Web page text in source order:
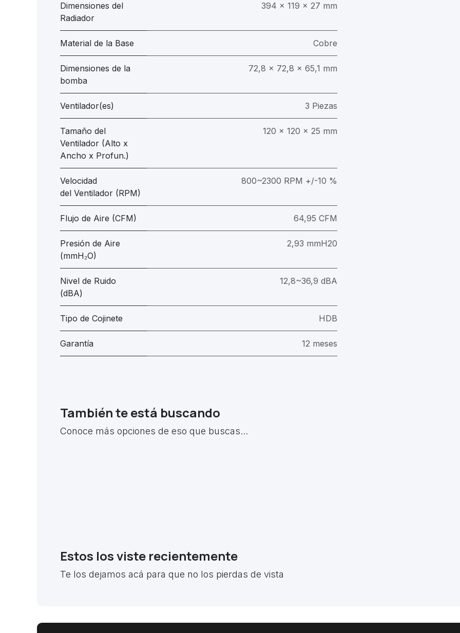
Dimensiones del
Radiador
394 x 119 x 27 mm
Material de la Base Cobre
Dimensiones de la
bomba
72,8 x 72,8 x 65,1 mm
Ventilador(es) 3 Piezas
Tamaño del
Ventilador (Alto x
Ancho x Profun.)
120 x 120 x 25 mm
Velocidad
del Ventilador (RPM)
800~2300 RPM +/-10 %
Flujo de Aire (CFM) 64,95 CFM
Presión de Aire
(mmH₂O)
2,93 mmH20
Nivel de Ruido
(dBA)
12,8~36,9 dBA
Tipo de Cojinete HDB
Garantía 12 meses
También te está buscando
Conoce más opciones de eso que buscas...
Estos los viste recientemente
Te los dejamos acá para que no los pierdas de vista